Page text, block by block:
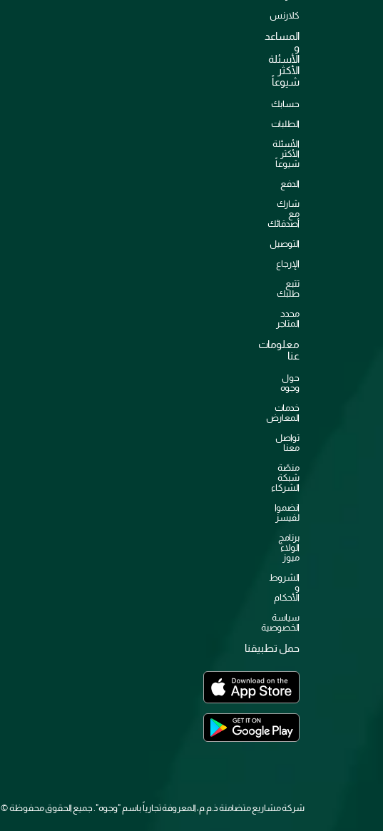
كلارنس
المساعد
و
الأسئلة
الأكثر
شيوعاً
حسابك
الطلبات
الأسئلة
الأكثر
شيوعاً
الدفع
شارك
مع
أصدقائك
التوصيل
الإرجاع
تتبع
طلبك
محدد
المتاجر
معلومات
عنا
حول
وجوه
خدمات
المعارض
تواصل
معنا
منصّة
شبكة
الشركاء
انضموا
لفيسز
برنامج
الولاء
ميوز
الشروط
و
الأحكام
سياسة
الخصوصية
حمل تطبيقنا
شركة مشاريع متضامنة ذ.م.م، المعروفة تجارياً باسم "وجوه". جميع الحقوق محفوظة ©